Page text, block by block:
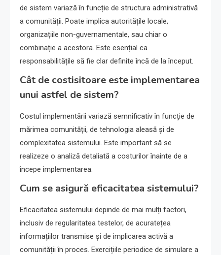
de sistem variază în funcție de structura administrativă
a comunității. Poate implica autoritățile locale,
organizațiile non-guvernamentale, sau chiar o
combinație a acestora. Este esențial ca
responsabilitățile să fie clar definite încă de la început.
Cât de costisitoare este implementarea
unui astfel de sistem?
Costul implementării variază semnificativ în funcție de
mărimea comunității, de tehnologia aleasă și de
complexitatea sistemului. Este important să se
realizeze o analiză detaliată a costurilor înainte de a
începe implementarea.
Cum se asigură eficacitatea sistemului?
Eficacitatea sistemului depinde de mai mulți factori,
inclusiv de regularitatea testelor, de acuratețea
informațiilor transmise și de implicarea activă a
comunității în proces. Exercițiile periodice de simulare a